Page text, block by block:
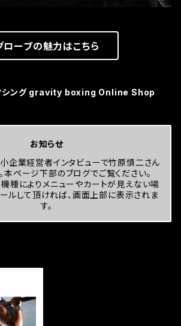
ローブの魅力はこちら
クシング gravity boxing Online Shop
お知らせ
企業経営者インタビューで竹原慎二さん
本ページ下部のブログでご覧ください。
機種によりメニューやカートが見えない場
ルして頂ければ、画面上部に表示されま
す。